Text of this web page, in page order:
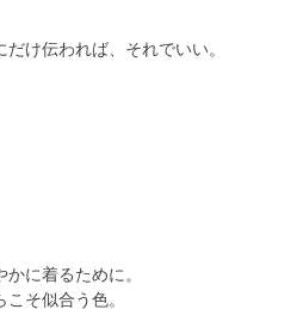
け伝われば、それでいい。
に着るために。
そ似合う色。